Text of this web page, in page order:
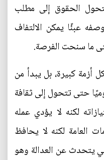
الحقوق إلى مطلب
عبئًا يمكن الالتفاف
ما سنحت الفرصة.
أزمة كبيرة، بل يبدأ من
حتى تتحول إلى ثقافة
لكنه لا يؤدي عمله
العامة لكنه لا يحافظ
يتحدث عن العدالة وهو